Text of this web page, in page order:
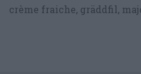
crème fraiche, gräddfil,